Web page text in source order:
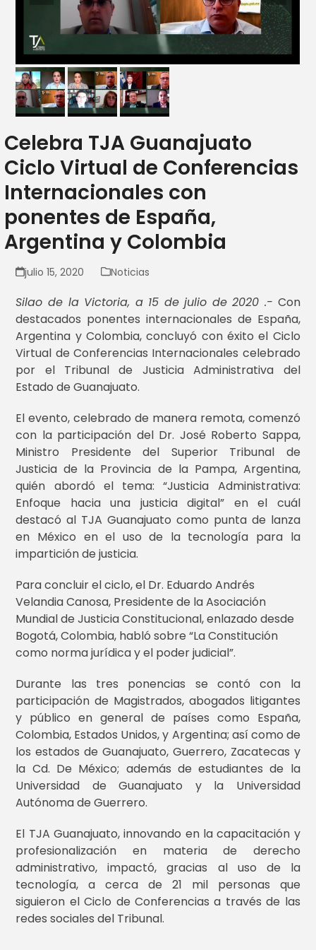
Celebra TJA Guanajuato
Ciclo Virtual de Conferencias
Internacionales con
ponentes de España,
Argentina y Colombia
julio 15, 2020 Noticias
Silao de la Victoria, a 15 de julio de 2020 .- Con
destacados ponentes internacionales de España,
Argentina y Colombia, concluyó con éxito el Ciclo
Virtual de Conferencias Internacionales celebrado
por el Tribunal de Justicia Administrativa del
Estado de Guanajuato.
El evento, celebrado de manera remota, comenzó
con la participación del Dr. José Roberto Sappa,
Ministro Presidente del Superior Tribunal de
Justicia de la Provincia de la Pampa, Argentina,
quién abordó el tema: “Justicia Administrativa:
Enfoque hacia una justicia digital” en el cuál
destacó al TJA Guanajuato como punta de lanza
en México en el uso de la tecnología para la
impartición de justicia.
Para concluir el ciclo, el Dr. Eduardo Andrés
Velandia Canosa, Presidente de la Asociación
Mundial de Justicia Constitucional, enlazado desde
Bogotá, Colombia, habló sobre “La Constitución
como norma jurídica y el poder judicial”.
Durante las tres ponencias se contó con la
participación de Magistrados, abogados litigantes
y público en general de países como España,
Colombia, Estados Unidos, y Argentina; así como de
los estados de Guanajuato, Guerrero, Zacatecas y
la Cd. De México; además de estudiantes de la
Universidad de Guanajuato y la Universidad
Autónoma de Guerrero.
El TJA Guanajuato, innovando en la capacitación y
profesionalización en materia de derecho
administrativo, impactó, gracias al uso de la
tecnología, a cerca de 21 mil personas que
siguieron el Ciclo de Conferencias a través de las
redes sociales del Tribunal.